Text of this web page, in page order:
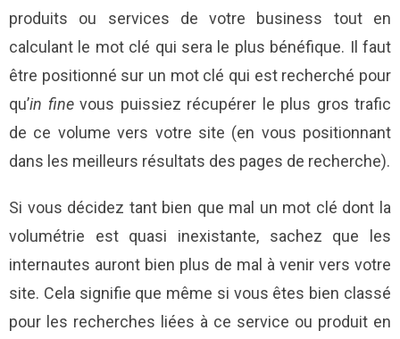
produits ou services de votre business tout en
calculant le mot clé qui sera le plus bénéfique. Il faut
être positionné sur un mot clé qui est recherché pour
qu’in finevous puissiez récupérer le plus gros trafic
de ce volume vers votre site (en vous positionnant
dans les meilleurs résultats des pages de recherche).
Si vous décidez tant bien que mal un mot clé dont la
volumétrie est quasi inexistante, sachez que les
internautes auront bien plus de mal à venir vers votre
site. Cela signifie que même si vous êtes bien classé
pour les recherches liées à ce service ou produit en